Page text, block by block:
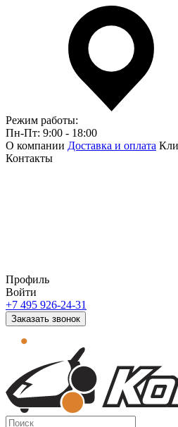
Режим работы:
Пн-Пт: 9:00 - 18:00
О компании Доставка и оплата
Контакты
Профиль
Войти
+7 495 926-24-31
Заказать звонок